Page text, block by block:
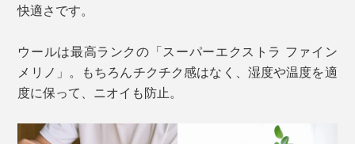
快適さです。
ウールは最高ランクの「スーパーエクストラ ファイン
メリノ」。もちろんチクチク感はなく、湿度や温度を適
度に保って、ニオイも防止。